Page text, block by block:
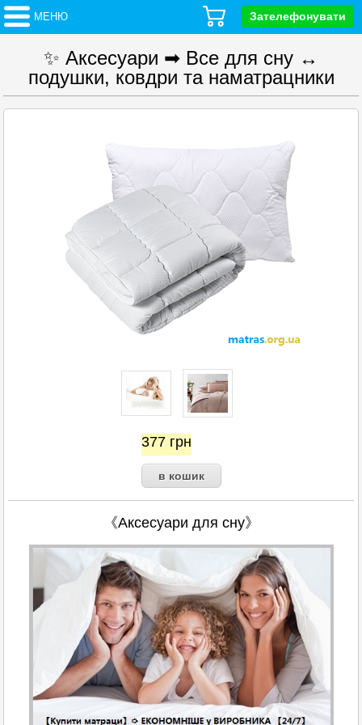
МЕНЮ Зателефонувати
✨ Аксесуари ➡ Все для сну ↔
подушки, ковдри та наматрацники
377 грн
《Аксесуари для сну》